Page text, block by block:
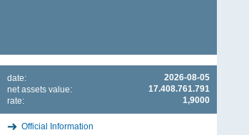
2026-08-05
date:
17.408.761.791
net assets value:
1,9000
rate:
Official Information